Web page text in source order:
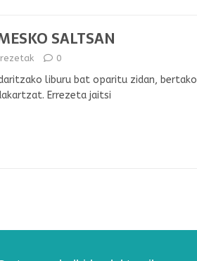
SALTSAN
0
liburu bat oparitu zidan, bertako
Errezeta jaitsi